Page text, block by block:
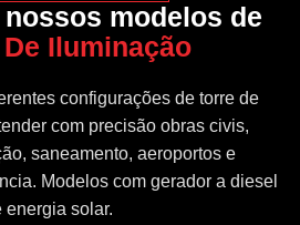
modelos de
Iluminação
configurações de torre de
com precisão obras civis,
saneamento, aeroportos e
Modelos com gerador a diesel
energia solar.